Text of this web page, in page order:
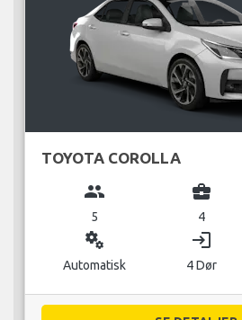
TOYOTA COROLLA
group
5
business_center
4
miscellaneous_services
Automatisk
login
4 Dør